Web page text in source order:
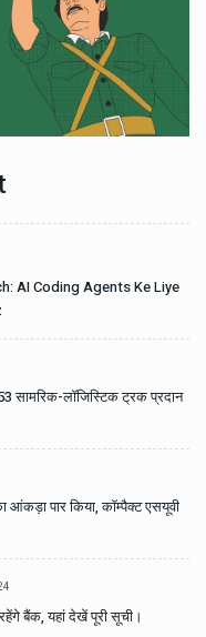
AI Coding Agents Ke Liye
सामरिक-लॉजिस्टिक ट्रक प्रदान
आंकड़ा पार किया, कॉम्पैक्ट एसयूवी
बैंक, यहां देखें पूरी सूची।